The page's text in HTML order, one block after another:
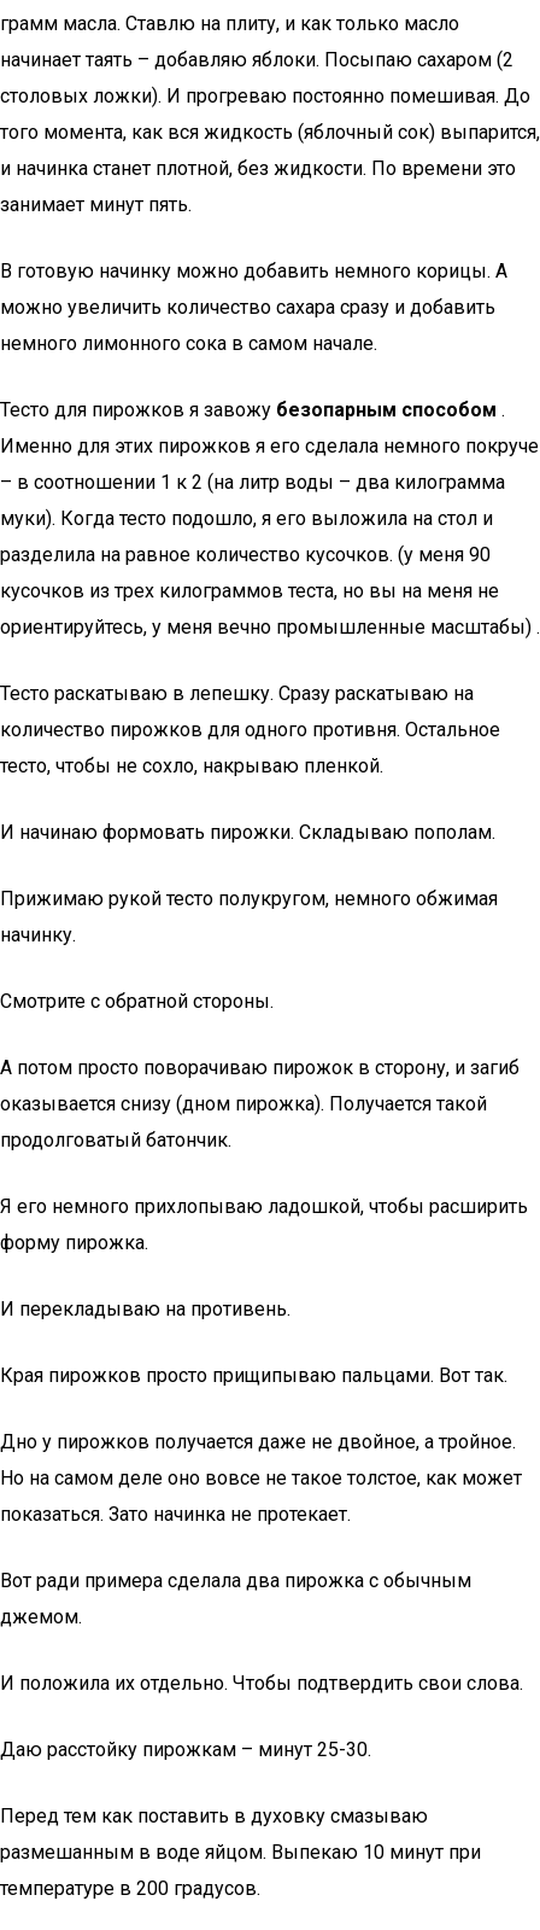
грамм масла. Ставлю на плиту, и как только масло
начинает таять – добавляю яблоки. Посыпаю сахаром (2
столовых ложки). И прогреваю постоянно помешивая. До
того момента, как вся жидкость (яблочный сок) выпарится,
и начинка станет плотной, без жидкости. По времени это
занимает минут пять.
В готовую начинку можно добавить немного корицы. А
можно увеличить количество сахара сразу и добавить
немного лимонного сока в самом начале.
Тесто для пирожков я завожу безопарным способом .
Именно для этих пирожков я его сделала немного покруче
– в соотношении 1 к 2 (на литр воды – два килограмма
муки). Когда тесто подошло, я его выложила на стол и
разделила на равное количество кусочков. (у меня 90
кусочков из трех килограммов теста, но вы на меня не
ориентируйтесь, у меня вечно промышленные масштабы) .
Тесто раскатываю в лепешку. Сразу раскатываю на
количество пирожков для одного противня. Остальное
тесто, чтобы не сохло, накрываю пленкой.
И начинаю формовать пирожки. Складываю пополам.
Прижимаю рукой тесто полукругом, немного обжимая
начинку.
Смотрите с обратной стороны.
А потом просто поворачиваю пирожок в сторону, и загиб
оказывается снизу (дном пирожка). Получается такой
продолговатый батончик.
Я его немного прихлопываю ладошкой, чтобы расширить
форму пирожка.
И перекладываю на противень.
Края пирожков просто прищипываю пальцами. Вот так.
Дно у пирожков получается даже не двойное, а тройное.
Но на самом деле оно вовсе не такое толстое, как может
показаться. Зато начинка не протекает.
Вот ради примера сделала два пирожка с обычным
джемом.
И положила их отдельно. Чтобы подтвердить свои слова.
Даю расстойку пирожкам – минут 25-30.
Перед тем как поставить в духовку смазываю
размешанным в воде яйцом. Выпекаю 10 минут при
температуре в 200 градусов.